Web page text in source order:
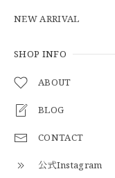
NEW ARRIVAL
SHOP INFO
ABOUT
BLOG
CONTACT
公式Instagram
とても早く対応頂き
2026/